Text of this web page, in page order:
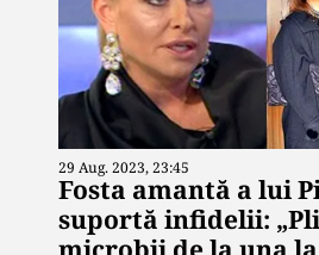
29 Aug. 2023, 23:45
Fosta amantă a lui
suportă infidelii: